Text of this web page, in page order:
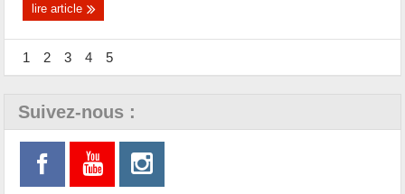
lire article
1 2 3 4 5
Suivez-nous :